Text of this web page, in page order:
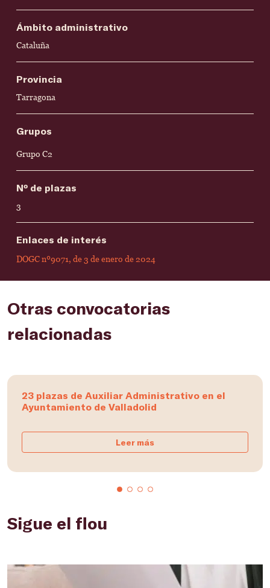
Ámbito administrativo
Cataluña
Provincia
Tarragona
Grupos
Grupo C2
Nº de plazas
3
Enlaces de interés
DOGC nº9071, de 3 de enero de 2024
Otras convocatorias
relacionadas
23 plazas de Auxiliar Administrativo en el
Ayuntamiento de Valladolid
Leer más
Sigue el flou